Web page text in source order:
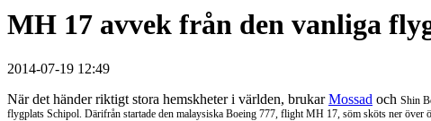
MH 17 avvek från den vanliga
2014-07-19 12:49
När det händer riktigt stora hemskheter i världen, brukarMossad och Shin
flygplats Schipol. Därifrån startade den malaysiska Boeing 777, flight MH 17, söm sköts ner